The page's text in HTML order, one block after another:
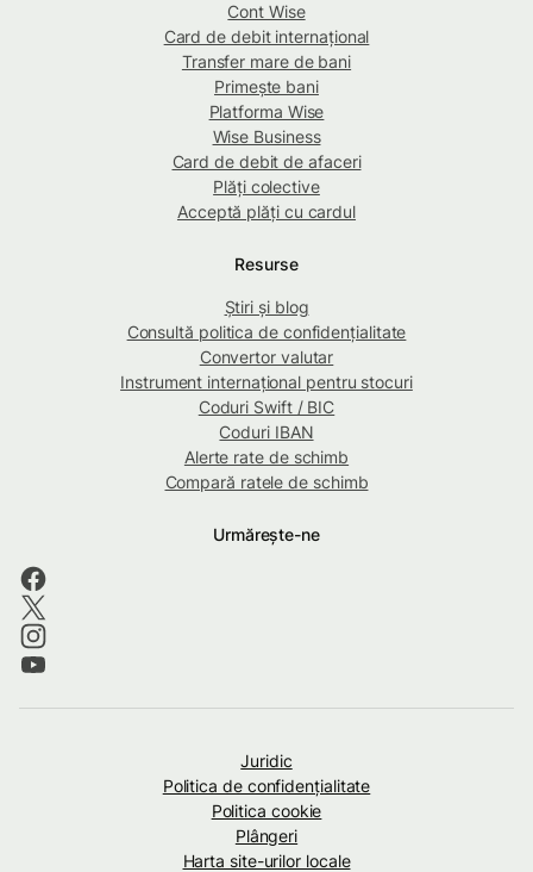
Cont Wise
Card de debit internațional
Transfer mare de bani
Primește bani
Platforma Wise
Wise Business
Card de debit de afaceri
Plăți colective
Acceptă plăți cu cardul
Resurse
Știri și blog
Consultă politica de confidențialitate
Convertor valutar
Instrument internațional pentru stocuri
Coduri Swift / BIC
Coduri IBAN
Alerte rate de schimb
Compară ratele de schimb
Urmărește-ne
Juridic
Politica de confidenţialitate
Politica cookie
Plângeri
Harta site-urilor locale